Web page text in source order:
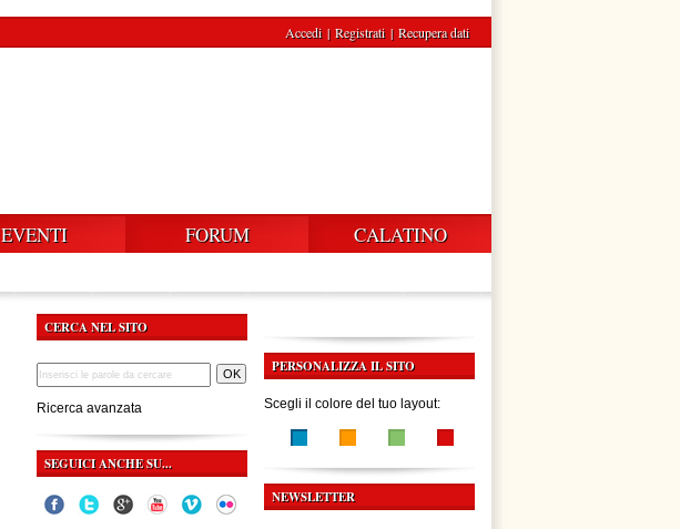
Accedi | Registrati | Recupera dati
EVENTI FORUM CALATINO
CERCA NEL SITO
Ricerca avanzata
SEGUICI ANCHE SU...
PERSONALIZZA IL SITO
Scegli il colore del tuo layout:
NEWSLETTER